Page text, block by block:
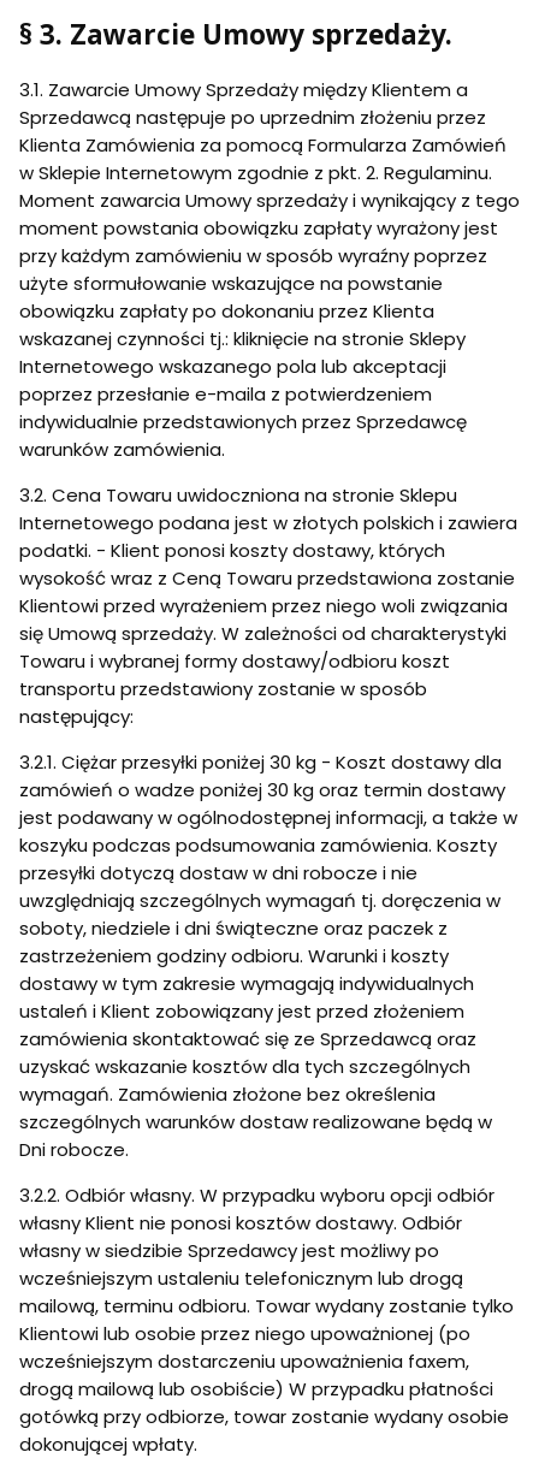
§ 3. Zawarcie Umowy sprzedaży.
3.1. Zawarcie Umowy Sprzedaży między Klientem a
Sprzedawcą następuje po uprzednim złożeniu przez
Klienta Zamówienia za pomocą Formularza Zamówień
w Sklepie Internetowym zgodnie z pkt. 2. Regulaminu.
Moment zawarcia Umowy sprzedaży i wynikający z tego
moment powstania obowiązku zapłaty wyrażony jest
przy każdym zamówieniu w sposób wyraźny poprzez
użyte sformułowanie wskazujące na powstanie
obowiązku zapłaty po dokonaniu przez Klienta
wskazanej czynności tj.: kliknięcie na stronie Sklepy
Internetowego wskazanego pola lub akceptacji
poprzez przesłanie e-maila z potwierdzeniem
indywidualnie przedstawionych przez Sprzedawcę
warunków zamówienia.
3.2. Cena Towaru uwidoczniona na stronie Sklepu
Internetowego podana jest w złotych polskich i zawiera
podatki. - Klient ponosi koszty dostawy, których
wysokość wraz z Ceną Towaru przedstawiona zostanie
Klientowi przed wyrażeniem przez niego woli związania
się Umową sprzedaży. W zależności od charakterystyki
Towaru i wybranej formy dostawy/odbioru koszt
transportu przedstawiony zostanie w sposób
następujący:
3.2.1. Ciężar przesyłki poniżej 30 kg - Koszt dostawy dla
zamówień o wadze poniżej 30 kg oraz termin dostawy
jest podawany w ogólnodostępnej informacji, a także w
koszyku podczas podsumowania zamówienia. Koszty
przesyłki dotyczą dostaw w dni robocze i nie
uwzględniają szczególnych wymagań tj. doręczenia w
soboty, niedziele i dni świąteczne oraz paczek z
zastrzeżeniem godziny odbioru. Warunki i koszty
dostawy w tym zakresie wymagają indywidualnych
ustaleń i Klient zobowiązany jest przed złożeniem
zamówienia skontaktować się ze Sprzedawcą oraz
uzyskać wskazanie kosztów dla tych szczególnych
wymagań. Zamówienia złożone bez określenia
szczególnych warunków dostaw realizowane będą w
Dni robocze.
3.2.2. Odbiór własny. W przypadku wyboru opcji odbiór
własny Klient nie ponosi kosztów dostawy. Odbiór
własny w siedzibie Sprzedawcy jest możliwy po
wcześniejszym ustaleniu telefonicznym lub drogą
mailową, terminu odbioru. Towar wydany zostanie tylko
Klientowi lub osobie przez niego upoważnionej (po
wcześniejszym dostarczeniu upoważnienia faxem,
drogą mailową lub osobiście) W przypadku płatności
gotówką przy odbiorze, towar zostanie wydany osobie
dokonującej wpłaty.